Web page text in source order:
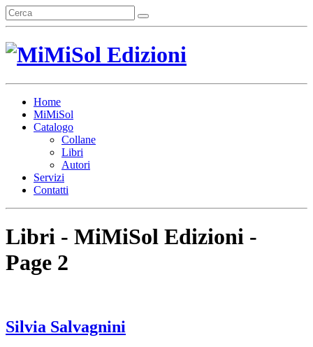
Home
MiMiSol
Catalogo
Collane
Libri
Autori
Servizi
Contatti
Libri - MiMiSol Edizioni -
Page 2
Silvia Salvagnini